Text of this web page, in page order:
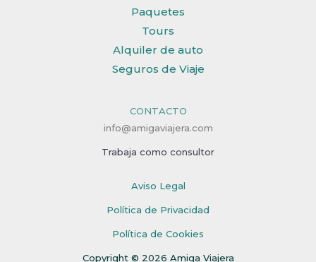
Paquetes
Tours
Alquiler de auto
Seguros de Viaje
CONTACTO
info@amigaviajera.com
Trabaja como consultor
Aviso Legal
Política de Privacidad
Política de Cookies
Copyright © 2026 Amiga Viajera